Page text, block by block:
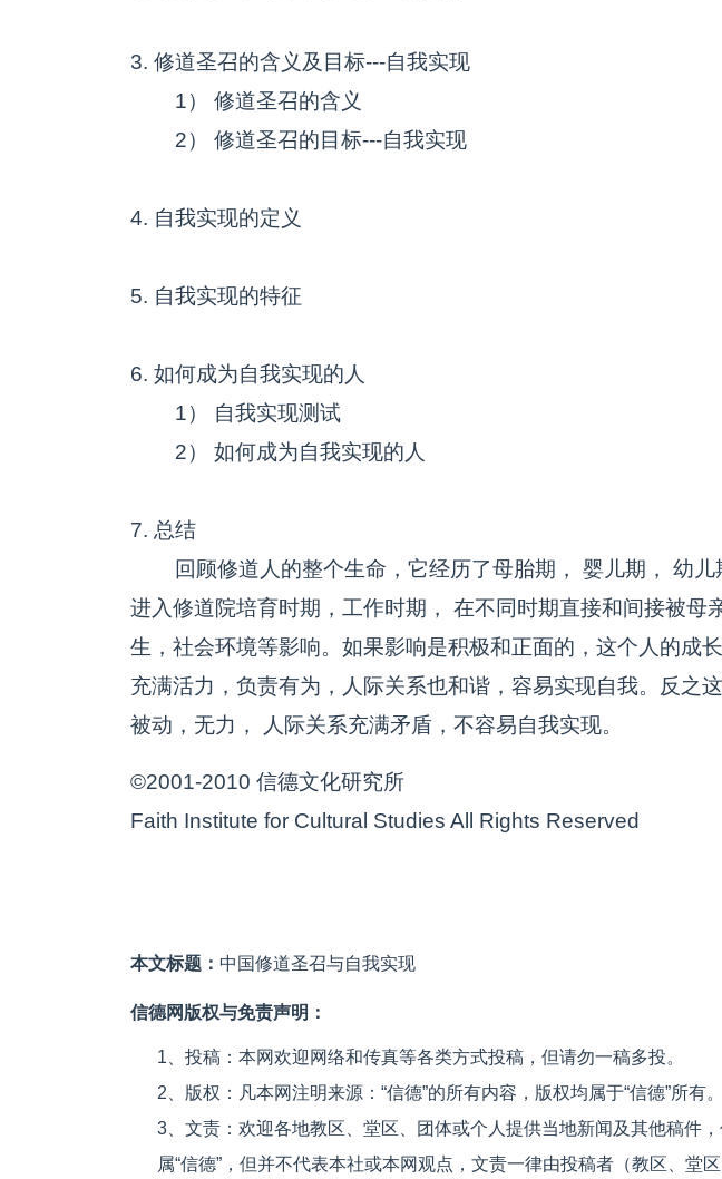
3. 修道圣召的含义及目标---自我实现
1） 修道圣召的含义
2） 修道圣召的目标---自我实现
4. 自我实现的定义
5. 自我实现的特征
6. 如何成为自我实现的人
1） 自我实现测试
2） 如何成为自我实现的人
7. 总结
回顾修道人的整个生命，它经历了母胎期， 婴儿期， 幼儿
进入修道院培育时期，工作时期， 在不同时期直接和间接被母
生，社会环境等影响。如果影响是积极和正面的，这个人的成
充满活力，负责有为，人际关系也和谐，容易实现自我。反之
被动，无力， 人际关系充满矛盾，不容易自我实现。
©2001-2010 信德文化研究所
Faith Institute for Cultural Studies All Rights Reserved
本文标题： 中国修道圣召与自我实现
信德网版权与免责声明：
1、投稿：本网欢迎网络和传真等各类方式投稿，但请勿一稿多投。
2、版权：凡本网注明来源：“信德”的所有内容，版权均属于“信德”所有
3、文责：欢迎各地教区、堂区、团体或个人提供当地新闻及其他稿件
属“信德”，但并不代表本社或本网观点，文责一律由投稿者（教区、堂